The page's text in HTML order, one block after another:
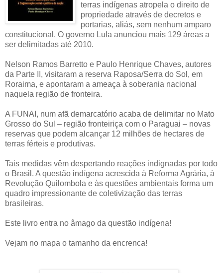
terras indígenas atropela o direito de
propriedade através de decretos e
portarias, aliás, sem nenhum amparo
constitucional. O governo Lula anunciou mais 129 áreas a
ser delimitadas até 2010.
Nelson Ramos Barretto e Paulo Henrique Chaves, autores
da Parte II, visitaram a reserva Raposa/Serra do Sol, em
Roraima, e apontaram a ameaça à soberania nacional
naquela região de fronteira.
A FUNAI, num afã demarcatório acaba de delimitar no Mato
Grosso do Sul – região fronteiriça com o Paraguai – novas
reservas que podem alcançar 12 milhões de hectares de
terras férteis e produtivas.
Tais medidas vêm despertando reações indignadas por todo
o Brasil. A questão indígena acrescida à Reforma Agrária, à
Revolução Quilombola e às questões ambientais forma um
quadro impressionante de coletivização das terras
brasileiras.
Este livro entra no âmago da questão indígena!
Vejam no mapa o tamanho da encrenca!